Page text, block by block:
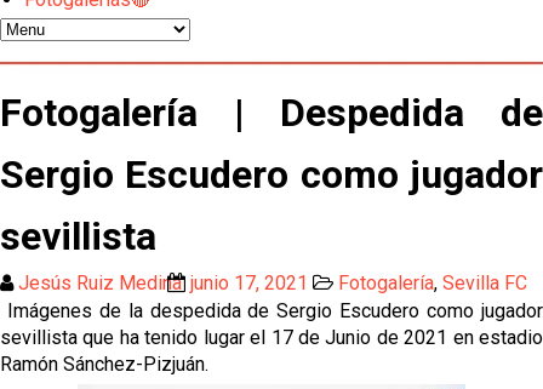
Luis García Plaza: No sufrir ya es un paso adelante
El Sevilla FC plantea ampliar hasta cinco fichajes
más antes del cierre
Djibril Sow pone rumbo a Italia para firmar su nuevo
contrato con el Genoa
Kochorashvili, seria opción para reforzar el centro
del campo sevillista
Sow muy cerca de cerrar su traspaso al Genoa
Fotogalería | Despedida de
Sergio Escudero como jugador
sevillista
Jesús Ruiz Medina junio 17, 2021 Fotogalería, Sevilla FC
Imágenes de la despedida de Sergio Escudero como jugador
sevillista que ha tenido lugar el 17 de Junio de 2021 en estadio
Ramón Sánchez-Pizjuán.